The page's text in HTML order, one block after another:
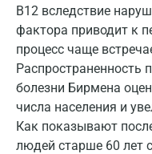
В12 вследствие
фактора приводит к
процесс чаще
Распространенность
болезни Бирмена
числа населения и
Как показывают
людей старше 60 лет